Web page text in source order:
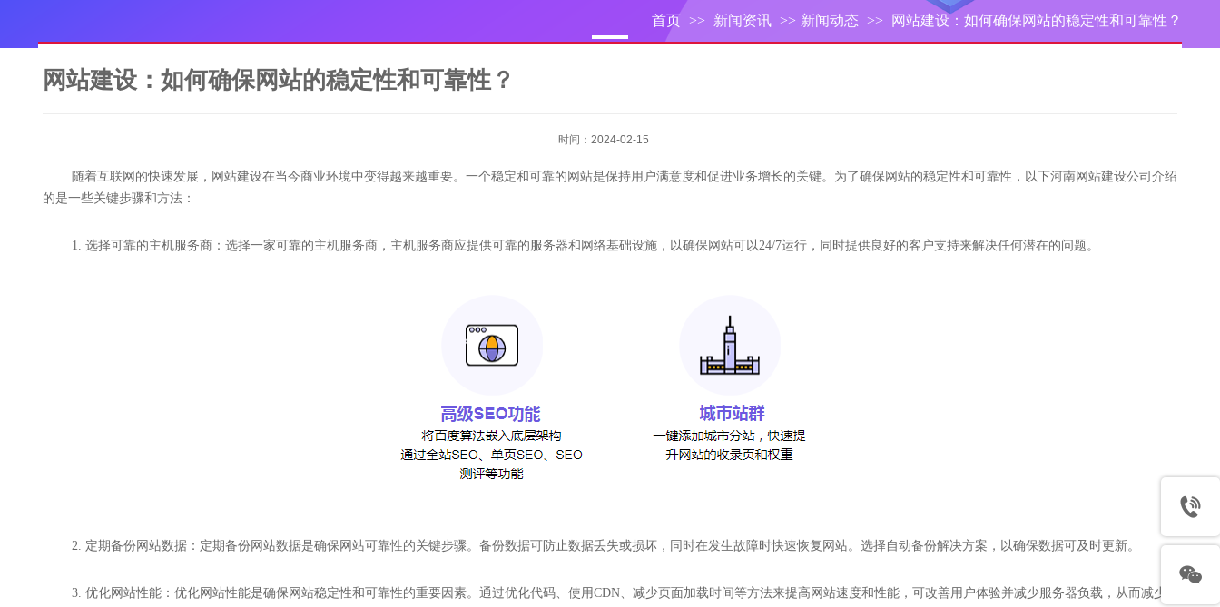
首页 >> 新闻资讯 >> 新闻动态 >> 网站建设：如何确保网站的稳定性和可靠性？
网站建设：如何确保网站的稳定性和可靠性？
时间：2024-02-15
随着互联网的快速发展，网站建设在当今商业环境中变得越来越重要。一个稳定和可靠的网站是保持用户满意度和促进业务增长的关键。为了确保网站的稳定性和可靠性，以下河南网站建设公司介绍
的是一些关键步骤和方法：
1. 选择可靠的主机服务商：选择一家可靠的主机服务商，主机服务商应提供可靠的服务器和网络基础设施，以确保网站可以24/7运行，同时提供良好的客户支持来解决任何潜在的问题。
2. 定期备份网站数据：定期备份网站数据是确保网站可靠性的关键步骤。备份数据可防止数据丢失或损坏，同时在发生故障时快速恢复网站。选择自动备份解决方案，以确保数据可及时更新。
3. 优化网站性能：优化网站性能是确保网站稳定性和可靠性的重要因素。通过优化代码、使用CDN、减少页面加载时间等方法来提高网站速度和性能，可改善用户体验并减少服务器负载，从而减少